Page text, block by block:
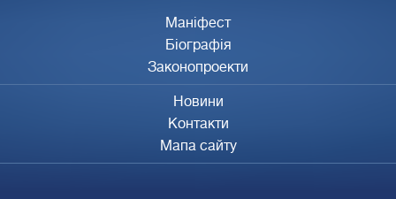
Маніфест
Біографія
Законопроекти
Новини
Контакти
Мапа сайту